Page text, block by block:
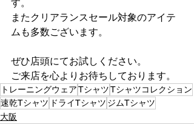
す。
またクリアランスセール対象のアイテ
ムも多数ございます。
ぜひ店頭にてお試しください。
ご来店を心よりお待ちしております。
トレーニングウェアTシャツTシャツコレクション
速乾Tシャツ ドライTシャツ ジムTシャツ
大阪